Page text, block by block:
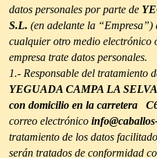
datos personales por parte de
S.L. (en adelante la “Empresa”)
cualquier otro medio electrónico
empresa trate datos personales.
1.- Responsable del tratamiento
YEGUADA CAMPA LA
con domicilio en la carretera
correo electrónico
tratamiento de los datos
serán tratados de conformidad